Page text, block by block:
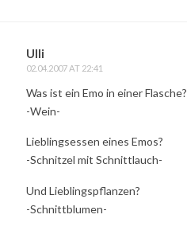
Ulli
02.04.2007 AT 22:41
Was ist ein Emo in einer Flasche?
-Wein-
Lieblingsessen eines Emos?
-Schnitzel mit Schnittlauch-
Und Lieblingspflanzen?
-Schnittblumen-